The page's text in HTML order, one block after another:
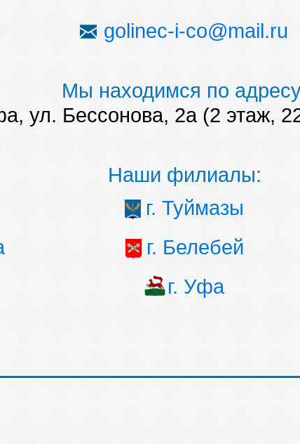
golinec-i-co@mail.ru
Мы находимся по
ул. Бессонова, 2а (2 этаж,
Наши филиалы:
г. Туймазы
г. Белебей
г. Уфа